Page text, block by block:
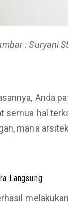
: Suryani
Anda
semua hal
mana
Langsung